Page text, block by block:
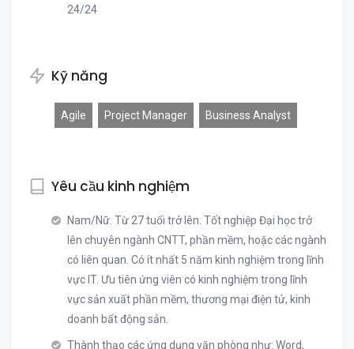
24/24
Kỹ năng
Agile Project Manager Business Analyst
Yêu cầu kinh nghiệm
Nam/Nữ. Từ 27 tuổi trở lên. Tốt nghiệp Đại học trở
lên chuyên ngành CNTT, phần mềm, hoặc các ngành
có liên quan. Có ít nhất 5 năm kinh nghiệm trong lĩnh
vực IT. Ưu tiên ứng viên có kinh nghiệm trong lĩnh
vực sản xuất phần mềm, thương mại điện tử, kinh
doanh bất động sản.
Thành thạo các ứng dụng văn phòng như: Word,